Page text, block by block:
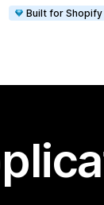
Built for Shopify